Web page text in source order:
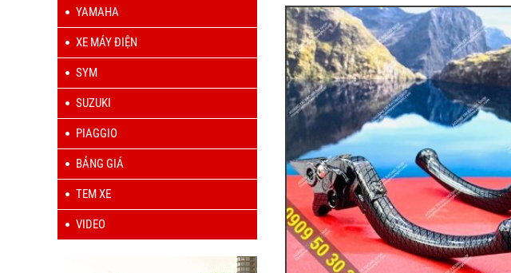
YAMAHA
XE MÁY ĐIỆN
SYM
SUZUKI
PIAGGIO
BẢNG GIÁ
TEM XE
VIDEO